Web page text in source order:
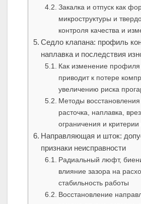
Закалка и отпуск как
микроструктуры и
контроля качества и
Седло клапана: профиль
наплавка и последствия
Как изменение
приводит к потере
увеличению риска
Методы
расточка, наплавка,
ограничения и
Направляющая и шток:
признаки неисправности
Радиальный люфт,
влияние зазора на
стабильность работы
Восстановление